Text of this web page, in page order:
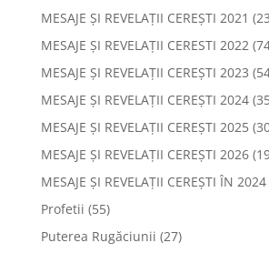
MESAJE ȘI REVELAȚII CEREȘTI 2021
MESAJE ȘI REVELAȚII CERESTI 2022
MESAJE ȘI REVELAȚII CEREȘTI 2023
MESAJE ȘI REVELAȚII CEREȘTI 2024
MESAJE ȘI REVELAȚII CEREȘTI 2025
MESAJE ȘI REVELAȚII CEREȘTI 2026
MESAJE ȘI REVELAȚII CEREȘTI ÎN 2024
Profetii (55)
Puterea Rugăciunii (27)